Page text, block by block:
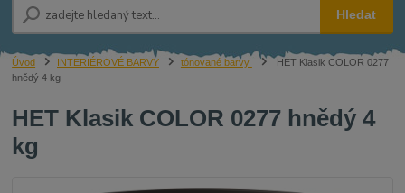
Hledat
Úvod INTERIÉROVÉ BARVY tónované barvy
HET Klasik COLOR 0277
hnědý 4 kg
HET Klasik COLOR 0277 hnědý 4
kg